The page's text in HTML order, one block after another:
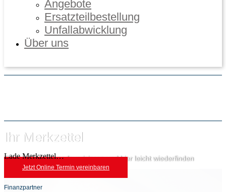
Angebote
Ersatzteilbestellung
Unfallabwicklung
Über uns
Ihr Merkzettel
Einfach Fahrzeuge favorisieren und hier leicht wiederfinden
Jetzt Online Termin vereinbaren
Lade Merkzettel…
Finanzpartner